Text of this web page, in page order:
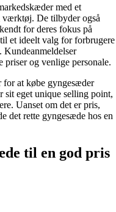
med et
værktøj. De tilbyder også
for deres fokus på
et ideelt valg for forbrugere
og venlige personale.
for at købe gyngesæder
eget unique selling point,
Uanset om det er pris,
det rette gyngesæde hos en
til en god pris